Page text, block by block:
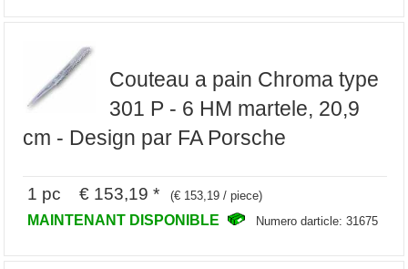
Couteau a pain Chroma type
301 P - 6 HM martele, 20,9
cm - Design par FA Porsche
1 pc € 153,19 * (€ 153,19 / piece)
MAINTENANT DISPONIBLE Numero darticle: 31675